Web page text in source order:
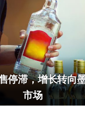
停滞，增长转向
市场